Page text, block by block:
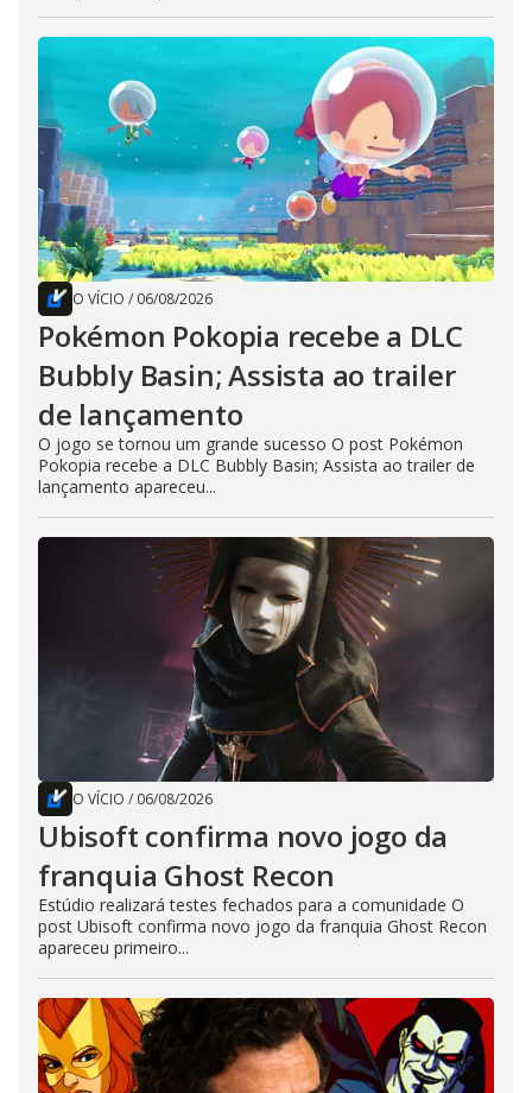
O VÍCIO / 06/08/2026
Pokémon Pokopia recebe a DLC
Bubbly Basin; Assista ao trailer
de lançamento
O jogo se tornou um grande sucesso O post Pokémon
Pokopia recebe a DLC Bubbly Basin; Assista ao trailer de
lançamento apareceu...
O VÍCIO / 06/08/2026
Ubisoft confirma novo jogo da
franquia Ghost Recon
Estúdio realizará testes fechados para a comunidade O
post Ubisoft confirma novo jogo da franquia Ghost Recon
apareceu primeiro...